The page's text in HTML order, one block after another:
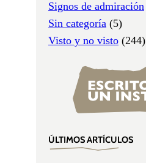
Signos de admiración
Sin categoría (5)
Visto y no visto (244)
ÚLTIMOS ARTÍCULOS